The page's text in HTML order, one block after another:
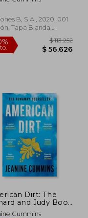
B, S.A., 2020, 001
Tapa Blanda,
50%
dcto.
Dirt: The
and Judy Book
Pick (en Inglés)
Cummins